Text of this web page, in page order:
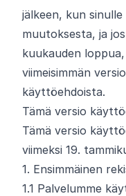
jälkeen, kun
muutoksesta, ja
kuukauden
viimeisimmän
käyttöehdoista.
Tämä versio
Tämä versio
viimeksi 19.
1. Ensimmäinen
1.1 Palvelumme